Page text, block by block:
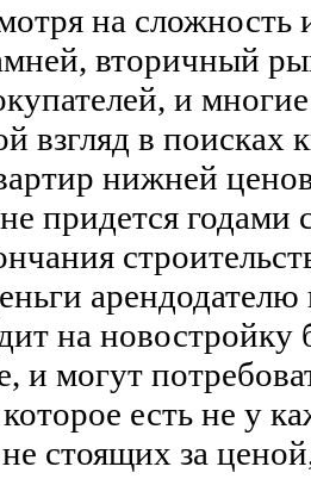
на сложность
вторичный
и
взгляд в поисках
нижней
придется годами
на новостройку
и могут
есть не у
стоящих за